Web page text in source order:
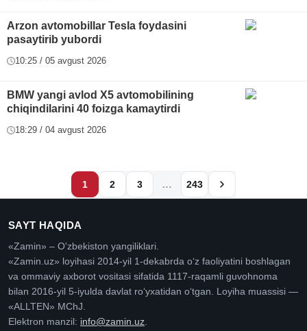
Arzon avtomobillar Tesla foydasini
pasaytirib yubordi
10:25 / 05 avgust 2026
BMW yangi avlod X5 avtomobilining
chiqindilarini 40 foizga kamaytirdi
18:29 / 04 avgust 2026
1 2 3 … 243
SAYT HAQIDA
«Zamin» – O'zbekiston yangiliklari.
«Zamin.uz» loyihasi 2014-yil 1-dekabrda oʻz faoliyatini boshlagan
va ommaviy axborot vositasi sifatida 1117-raqamli guvohnoma
bilan 2016-yil 5-iyulda davlat roʻyxatidan oʻtgan. Loyiha muassisi —
«ALLTEN» MChJ.
Elektron manzil: info@zamin.uz.